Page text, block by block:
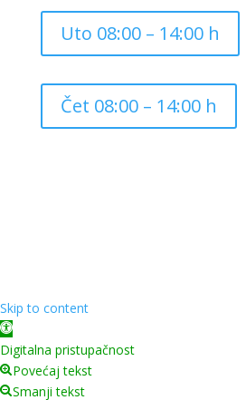
Uto 08:00 – 14:00 h
Čet 08:00 – 14:00 h
Skip to content
Open toolbar
Digitalna pristupačnost
Povećaj tekst
Smanji tekst